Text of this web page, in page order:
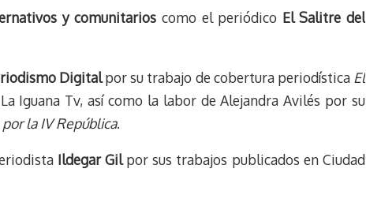
y comunitarios como el periódico El Salitre del
Digitalpor su trabajo de cobertura periodísticaEl
Iguana Tv, así como la labor de Alejandra Avilés por su
la IV República.
Ildegar Gilpor sus trabajos publicados en Ciudad